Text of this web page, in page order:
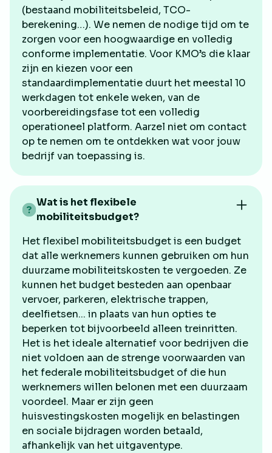
"Because it is so easy and useful to manage
their mobility budget via Mbrella, we're
always actively proposing this to our
employees.”
Louis Opsomer
Head of Finance & Ops
"Mbrella is een eenvoudige en intuïtieve tool,
binnen ieders bereik."
Eugénie M.
Werkneemster
(bestaand mobiliteitsbeleid, TCO-
berekening…). We nemen de nodige tijd om te
zorgen voor een hoogwaardige en volledig
conforme implementatie. Voor KMO’s die klaar
zijn en kiezen voor een
standaardimplementatie duurt het meestal 10
werkdagen tot enkele weken, van de
voorbereidingsfase tot een volledig
operationeel platform. Aarzel niet om contact
op te nemen om te ontdekken wat voor jouw
bedrijf van toepassing is.
Wat is het flexibele
mobiliteitsbudget?
Het flexibel mobiliteitsbudget is een budget
dat alle werknemers kunnen gebruiken om hun
duurzame mobiliteitskosten te vergoeden. Ze
kunnen het budget besteden aan openbaar
vervoer, parkeren, elektrische trappen,
deelfietsen... in plaats van hun opties te
beperken tot bijvoorbeeld alleen treinritten.
Het is het ideale alternatief voor bedrijven die
niet voldoen aan de strenge voorwaarden van
het federale mobiliteitsbudget of die hun
werknemers willen belonen met een duurzaam
voordeel. Maar er zijn geen
huisvestingskosten mogelijk en belastingen
en sociale bijdragen worden betaald,
afhankelijk van het uitgaventype.